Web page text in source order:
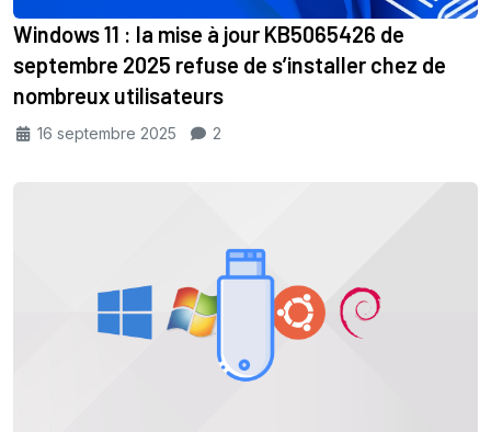
Windows 11 : la mise à jour KB5065426 de
septembre 2025 refuse de s’installer chez de
nombreux utilisateurs
16 septembre 2025 2